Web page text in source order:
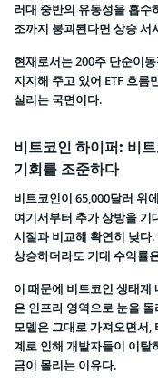
러대 중반의 유동성을 흡수
조까지 붕괴된다면 상승 서
현재로서는 200주 단순이
지지해 주고 있어 ETF 흐
실리는 국면이다.
비트코인 하이퍼: 비
기회를 조준하다
비트코인이 65,000달러 위
여기서부터 추가 상방을 기
시절과 비교해 확연히 낮다
상승하더라도 기대 수익률
이 때문에 비트코인 생태계
은 인프라 영역으로 눈을
모델은 그대로 가져오면서,
계로 인해 개발자들이 이탈
금이 몰리는 이유다.